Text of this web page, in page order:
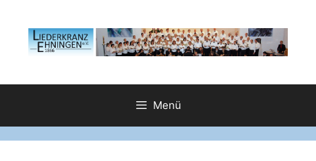
Inhalt
springen
Menü